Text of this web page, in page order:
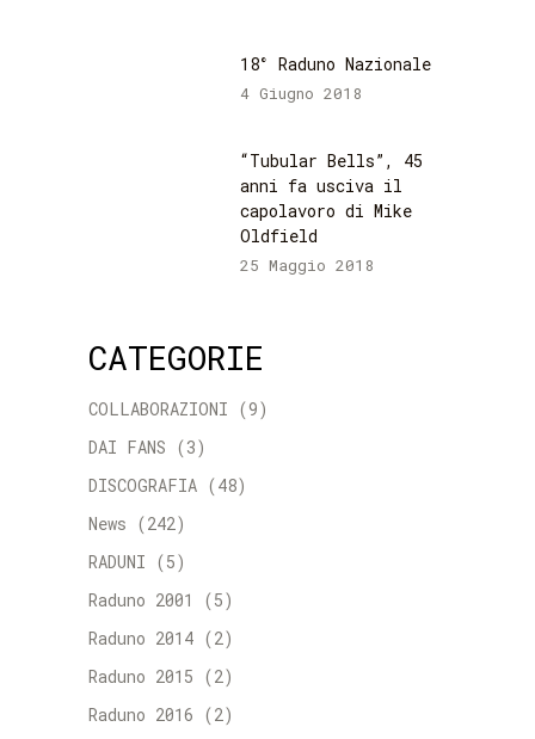
18° Raduno Nazionale
4 Giugno 2018
“Tubular Bells”, 45
anni fa usciva il
capolavoro di Mike
Oldfield
25 Maggio 2018
CATEGORIE
COLLABORAZIONI (9)
DAI FANS (3)
DISCOGRAFIA (48)
News (242)
RADUNI (5)
Raduno 2001
(5)
Raduno 2014 (2)
Raduno 2015 (2)
Raduno 2016 (2)